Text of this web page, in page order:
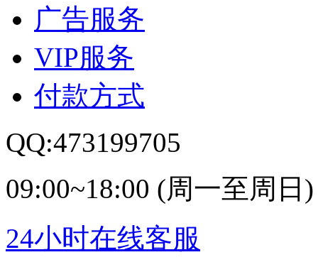
广告服务
VIP服务
付款方式
QQ:473199705
09:00~18:00 (周一至周日)
24小时在线客服